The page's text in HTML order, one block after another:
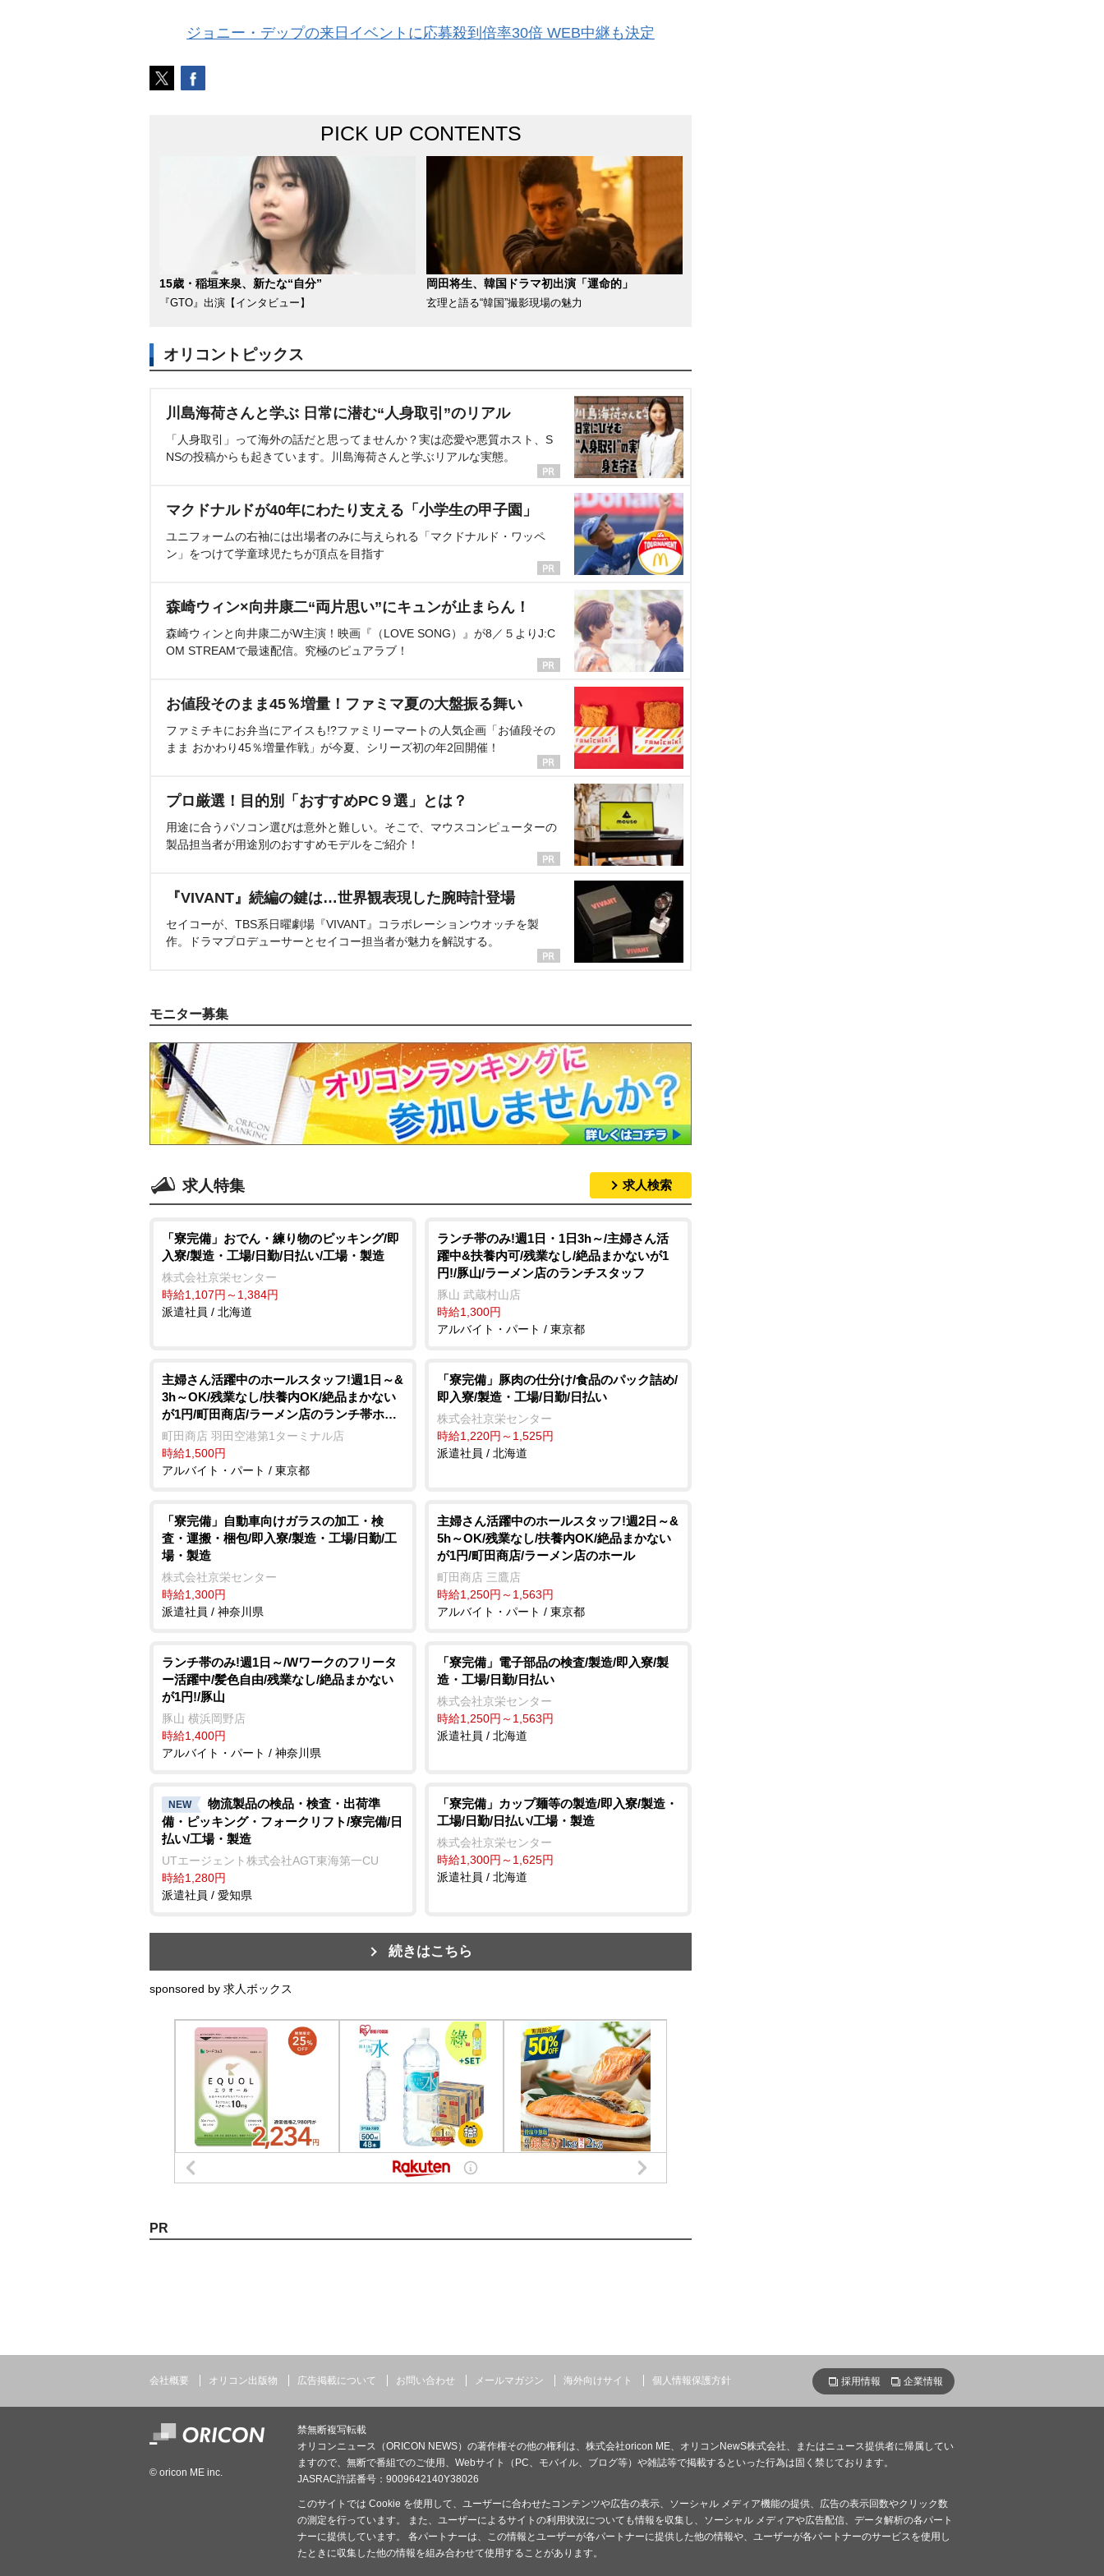
ジョニー・デップの来日イベントに応募殺到倍率30倍 WEB中継も決定
PICK UP CONTENTS
15歳・稲垣来泉、新たな“自分”
『GTO』出演【インタビュー】
岡田将生、韓国ドラマ初出演「運命的」
玄理と語る“韓国”撮影現場の魅力
オリコントピックス
川島海荷さんと学ぶ 日常に潜む“人身取引”のリアル
「人身取引」って海外の話だと思ってませんか？実は恋愛や悪質ホスト、S
NSの投稿からも起きています。川島海荷さんと学ぶリアルな実態。
マクドナルドが40年にわたり支える「小学生の甲子園」
ユニフォームの右袖には出場者のみに与えられる「マクドナルド・ワッペ
ン」をつけて学童球児たちが頂点を目指す
森崎ウィン×向井康二“両片思い”にキュンが止まらん！
森崎ウィンと向井康二がW主演！映画『（LOVE SONG）』が8／５よりJ:C
OM STREAMで最速配信。究極のピュアラブ！
お値段そのまま45％増量！ファミマ夏の大盤振る舞い
ファミチキにお弁当にアイスも!?ファミリーマートの人気企画「お値段その
まま おかわり45％増量作戦」が今夏、シリーズ初の年2回開催！
プロ厳選！目的別「おすすめPC９選」とは？
用途に合うパソコン選びは意外と難しい。そこで、マウスコンピューターの
製品担当者が用途別のおすすめモデルをご紹介！
『VIVANT』続編の鍵は…世界観表現した腕時計登場
セイコーが、TBS系日曜劇場『VIVANT』コラボレーションウオッチを製
作。ドラマプロデューサーとセイコー担当者が魅力を解説する。
モニター募集
求人特集 求人検索
「寮完備」おでん・練り物のピッキング/即
入寮/製造・工場/日勤/日払い/工場・製造
株式会社京栄センター
時給1,107円～1,384円
派遣社員 / 北海道
ランチ帯のみ!週1日・1日3h～/主婦さん活
躍中&扶養内可/残業なし/絶品まかないが1
円!/豚山/ラーメン店のランチスタッフ
豚山 武蔵村山店
時給1,300円
アルバイト・パート / 東京都
主婦さん活躍中のホールスタッフ!週1日～&
3h～OK/残業なし/扶養内OK/絶品まかない
が1円/町田商店/ラーメン店のランチ帯ホー
ル
町田商店 羽田空港第1ターミナル店
時給1,500円
アルバイト・パート / 東京都
「寮完備」豚肉の仕分け/食品のパック詰め/
即入寮/製造・工場/日勤/日払い
株式会社京栄センター
時給1,220円～1,525円
派遣社員 / 北海道
「寮完備」自動車向けガラスの加工・検
査・運搬・梱包/即入寮/製造・工場/日勤/工
場・製造
株式会社京栄センター
時給1,300円
派遣社員 / 神奈川県
主婦さん活躍中のホールスタッフ!週2日～&
5h～OK/残業なし/扶養内OK/絶品まかない
が1円/町田商店/ラーメン店のホール
町田商店 三鷹店
時給1,250円～1,563円
アルバイト・パート / 東京都
ランチ帯のみ!週1日～/Wワークのフリータ
ー活躍中/髪色自由/残業なし/絶品まかない
が1円!/豚山
豚山 横浜岡野店
時給1,400円
アルバイト・パート / 神奈川県
「寮完備」電子部品の検査/製造/即入寮/製
造・工場/日勤/日払い
株式会社京栄センター
時給1,250円～1,563円
派遣社員 / 北海道
NEW
物流製品の検品・検査・出荷準
備・ピッキング・フォークリフト/寮完備/日
払い/工場・製造
UTエージェント株式会社AGT東海第一CU
時給1,280円
派遣社員 / 愛知県
「寮完備」カップ麺等の製造/即入寮/製造・
工場/日勤/日払い/工場・製造
株式会社京栄センター
時給1,300円～1,625円
派遣社員 / 北海道
続きはこちら
sponsored by 求人ボックス
PR
会社概要 オリコン出版物 広告掲載について お問い合わせ メールマガジン 海外向けサイト 個人情報保護方針 採用情報 企業情報
© oricon ME inc.
禁無断複写転載
オリコンニュース（ORICON NEWS）の著作権その他の権利は、株式会社oricon ME、オリコンNewS株式会社、またはニュース提供者に帰属してい
ますので、無断で番組でのご使用、Webサイト（PC、モバイル、ブログ等）や雑誌等で掲載するといった行為は固く禁じております。
JASRAC許諾番号：9009642140Y38026
このサイトでは Cookie を使用して、ユーザーに合わせたコンテンツや広告の表示、ソーシャル メディア機能の提供、広告の表示回数やクリック数
の測定を行っています。 また、ユーザーによるサイトの利用状況についても情報を収集し、ソーシャル メディアや広告配信、データ解析の各パート
ナーに提供しています。 各パートナーは、この情報とユーザーが各パートナーに提供した他の情報や、ユーザーが各パートナーのサービスを使用し
たときに収集した他の情報を組み合わせて使用することがあります。